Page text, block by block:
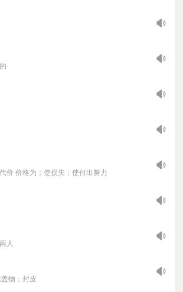
价 价格为；使损失；使付出努力
人
物；封皮